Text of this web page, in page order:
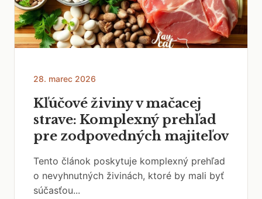
28. marec 2026
Kľúčové živiny v mačacej
strave: Komplexný prehľad
pre zodpovedných majiteľov
Tento článok poskytuje komplexný prehľad
o nevyhnutných živinách, ktoré by mali byť
súčasťou...